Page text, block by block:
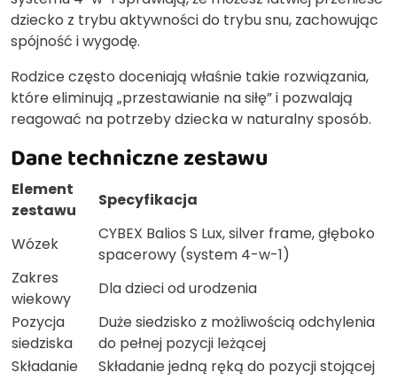
dziecko z trybu aktywności do trybu snu, zachowując
spójność i wygodę.
Rodzice często doceniają właśnie takie rozwiązania,
które eliminują „przestawianie na siłę” i pozwalają
reagować na potrzeby dziecka w naturalny sposób.
Dane techniczne zestawu
Element
zestawu
Specyfikacja
Wózek
CYBEX Balios S Lux, silver frame, głęboko
spacerowy (system 4-w-1)
Zakres
wiekowy
Dla dzieci od urodzenia
Pozycja
siedziska
Duże siedzisko z możliwością odchylenia
do pełnej pozycji leżącej
Składanie
Składanie jedną ręką do pozycji stojącej